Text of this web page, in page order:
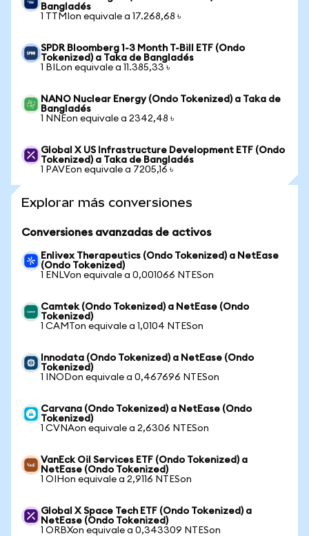
Bangladés
1 TTMIon equivale a 17.268,68 ৳
SPDR Bloomberg 1-3 Month T-Bill ETF (Ondo
Tokenized) a Taka de Bangladés
1 BILon equivale a 11.385,33 ৳
NANO Nuclear Energy (Ondo Tokenized) a Taka de
Bangladés
1 NNEon equivale a 2342,48 ৳
Global X US Infrastructure Development ETF (Ondo
Tokenized) a Taka de Bangladés
1 PAVEon equivale a 7205,16 ৳
Explorar más conversiones
Conversiones avanzadas de activos
Enlivex Therapeutics (Ondo Tokenized) a NetEase
(Ondo Tokenized)
1 ENLVon equivale a 0,001066 NTESon
Camtek (Ondo Tokenized) a NetEase (Ondo
Tokenized)
1 CAMTon equivale a 1,0104 NTESon
Innodata (Ondo Tokenized) a NetEase (Ondo
Tokenized)
1 INODon equivale a 0,467696 NTESon
Carvana (Ondo Tokenized) a NetEase (Ondo
Tokenized)
1 CVNAon equivale a 2,6306 NTESon
VanEck Oil Services ETF (Ondo Tokenized) a
NetEase (Ondo Tokenized)
1 OIHon equivale a 2,9116 NTESon
Global X Space Tech ETF (Ondo Tokenized) a
NetEase (Ondo Tokenized)
1 ORBXon equivale a 0,343309 NTESon